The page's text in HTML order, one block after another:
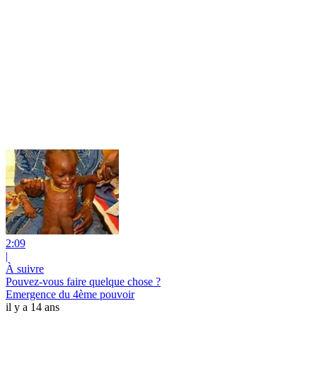
2:09
|
À suivre
Pouvez-vous faire quelque chose ?
Emergence du 4ème pouvoir
il y a 14 ans